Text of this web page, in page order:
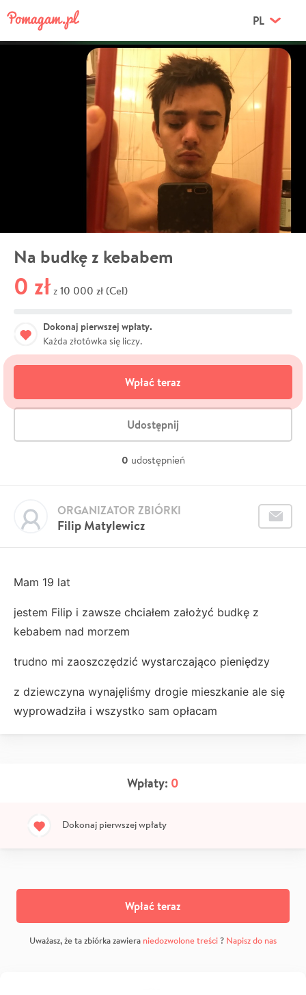
PL
Na budkę z kebabem
0 zł z 10 000 zł (Cel)
Dokonaj pierwszej wpłaty.
Każda złotówka się liczy.
Wpłać teraz
Udostępnij
0 udostępnień
Filip Matylewicz
ORGANIZATOR ZBIÓRKI
Mam 19 lat
jestem Filip i zawsze chciałem założyć budkę z
kebabem nad morzem
trudno mi zaoszczędzić wystarczająco pieniędzy
z dziewczyna wynajęliśmy drogie mieszkanie ale się
wyprowadziła i wszystko sam opłacam
Wpłaty: 0
Dokonaj pierwszej wpłaty
Wpłać teraz
Uważasz, że ta zbiórka zawiera niedozwolone treści? Napisz do nas